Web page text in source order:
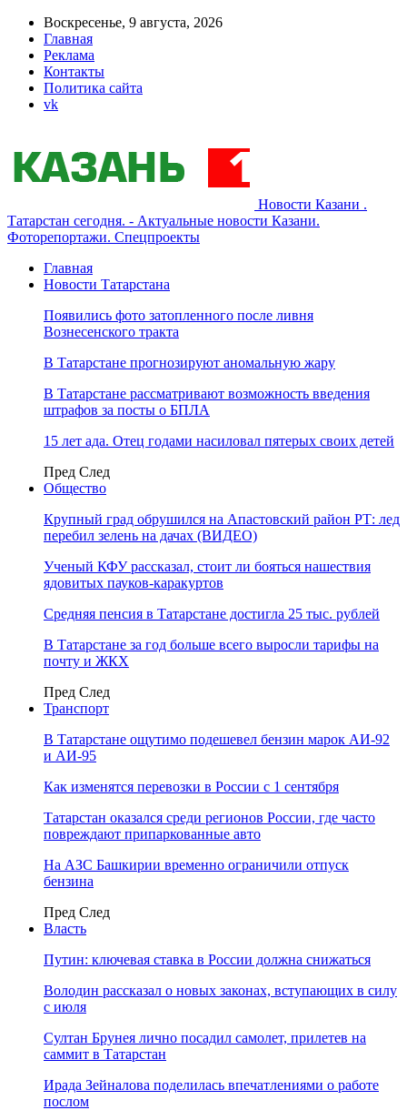
Воскресенье, 9 августа, 2026
Главная
Реклама
Контакты
Политика сайта
vk
Новости Казани .
Татарстан сегодня. - Актуальные новости Казани.
Фоторепортажи. Спецпроекты
Главная
Новости Татарстана
Появились фото затопленного после ливня
Вознесенского тракта
В Татарстане прогнозируют аномальную жару
В Татарстане рассматривают возможность введения
штрафов за посты о БПЛА
15 лет ада. Отец годами насиловал пятерых своих детей
Пред След
Общество
Крупный град обрушился на Апастовский район РТ: лед
перебил зелень на дачах (ВИДЕО)
Ученый КФУ рассказал, стоит ли бояться нашествия
ядовитых пауков-каракуртов
Средняя пенсия в Татарстане достигла 25 тыс. рублей
В Татарстане за год больше всего выросли тарифы на
почту и ЖКХ
Пред След
Транспорт
В Татарстане ощутимо подешевел бензин марок АИ-92
и АИ-95
Как изменятся перевозки в России с 1 сентября
Татарстан оказался среди регионов России, где часто
повреждают припаркованные авто
На АЗС Башкирии временно ограничили отпуск
бензина
Пред След
Власть
Путин: ключевая ставка в России должна снижаться
Володин рассказал о новых законах, вступающих в силу
с июля
Султан Брунея лично посадил самолет, прилетев на
саммит в Татарстан
Ирада Зейналова поделилась впечатлениями о работе
послом